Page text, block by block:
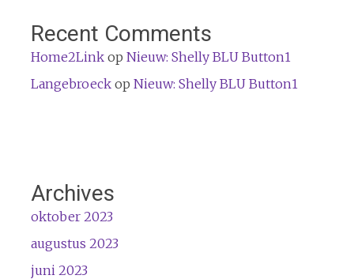
Recent Comments
Home2Linkop Nieuw: Shelly BLU Button1
Langebroeckop Nieuw: Shelly BLU Button1
Archives
oktober 2023
augustus 2023
juni 2023